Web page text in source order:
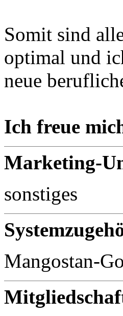
Somit sind
optimal und
neue
Ich freue
Marketing-
sonstiges
Mangostan-